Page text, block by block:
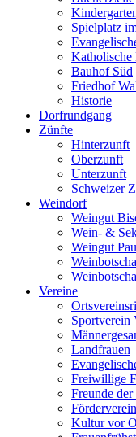
Spielplatz
Katholische
Bauhof Süd
Friedhof
Historie
Dorfrundgang
Zünfte
Hinterzunft
Oberzunft
Unterzunft
Schweizer
Weindorf
Weingut
Wein- &
Weingut
Vereine
Sportverein
Landfrauen
Freiwillige
Freunde
Kultur vor